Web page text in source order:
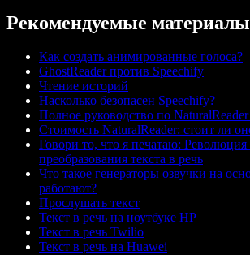
Рекомендуемые материалы
Как создать анимированные голоса?
GhostReader против Speechify
Чтение историй
Насколько безопасен Speechify?
Полное руководство по
Стоимость NaturalReader: стоит ли
Говори то, что я печатаю: Революция
преобразования текста в речь
Что такое генераторы озвучки на
работают?
Прослушать текст
Текст в речь на ноутбуке HP
Текст в речь Twilio
Текст в речь на Huawei